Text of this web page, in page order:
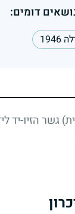
דומים:
גשר הזיו-יד